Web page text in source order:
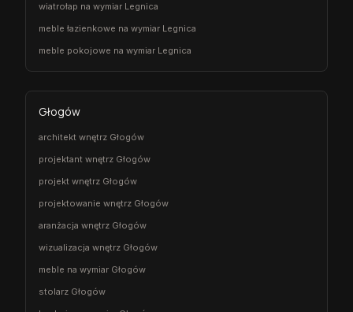
wiatrołap na wymiar Legnica
meble łazienkowe na wymiar Legnica
meble pokojowe na wymiar Legnica
Głogów
architekt wnętrz Głogów
projektant wnętrz Głogów
projekt wnętrz Głogów
projektowanie wnętrz Głogów
aranżacja wnętrz Głogów
wizualizacja wnętrz Głogów
meble na wymiar Głogów
stolarz Głogów